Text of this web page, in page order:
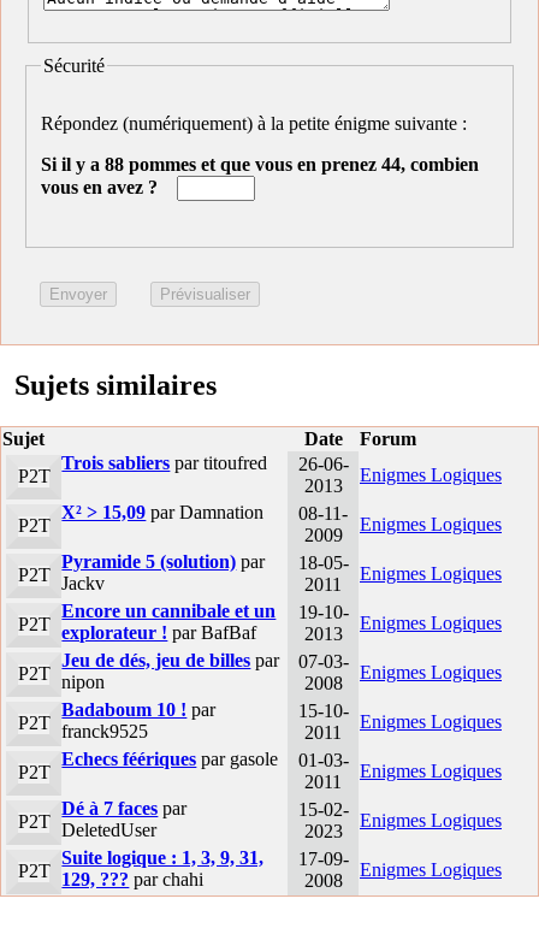
Sécurité
Répondez (numériquement) à la petite énigme suivante :
Si il y a 88 pommes et que vous en prenez 44, combien
vous en avez ?
Sujets similaires
Sujet Date
Forum
P2T
Trois sabliers par titoufred
26-06-
2013
Enigmes Logiques
P2T
X² > 15,09 par Damnation
08-11-
2009
Enigmes Logiques
P2T
Pyramide 5 (solution) par
Jackv
18-05-
2011
Enigmes Logiques
P2T
Encore un cannibale et un
explorateur ! par BafBaf
19-10-
2013
Enigmes Logiques
P2T
Jeu de dés, jeu de billes par
nipon
07-03-
2008
Enigmes Logiques
P2T
Badaboum 10 ! par
franck9525
15-10-
2011
Enigmes Logiques
P2T
Echecs féériques par gasole
01-03-
2011
Enigmes Logiques
P2T
Dé à 7 faces par
DeletedUser
15-02-
2023
Enigmes Logiques
P2T
Suite logique : 1, 3, 9, 31,
129, ??? par chahi
17-09-
2008
Enigmes Logiques